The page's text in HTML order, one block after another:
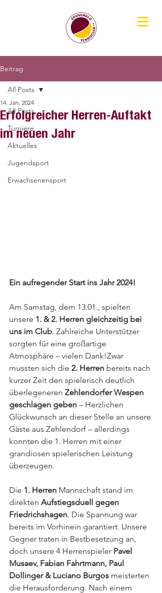
Beitrag
All Posts
Turniere
Aktuelles
Jugendsport
Erwachsenensport
All Posts
Erfolgreicher Herren-Auftakt
im neuen Jahr
14. Jan. 2024
Ein aufregender Start ins Jahr 2024!
Am Samstag, dem 13.01., spielten
unsere 1. & 2. Herren gleichzeitig bei
uns im Club. Zahlreiche Unterstützer
sorgten für eine großartige
Atmosphäre – vielen Dank!Zwar
mussten sich die 2. Herren bereits nach
kurzer Zeit den spielerisch deutlich
überlegeneren Zehlendorfer Wespen
geschlagen geben – Herzlichen
Glückwunsch an dieser Stelle an unsere
Gäste aus Zehlendorf – allerdings
konnten die 1. Herren mit einer
grandiosen spielerischen Leistung
überzeugen.
Die 1. Herren Mannschaft stand im
direkten Aufstiegsduell gegen
Friedrichshagen. Die Spannung war
bereits im Vorhinein garantiert. Unsere
Gegner traten in Bestbesetzung an,
doch unsere 4 Herrenspieler Pavel
Musaev, Fabian Fahrtmann, Paul
Dollinger & Luciano Burgos meisterten
die Herausforderung. Nach einem